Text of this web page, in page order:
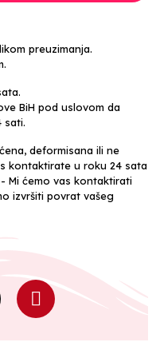
preuzimanja.
BiH pod uslovom da
sati.
deformisana ili ne
kontaktirate u roku 24 sata
Mi ćemo vas kontaktirati
izvršiti povrat vašeg